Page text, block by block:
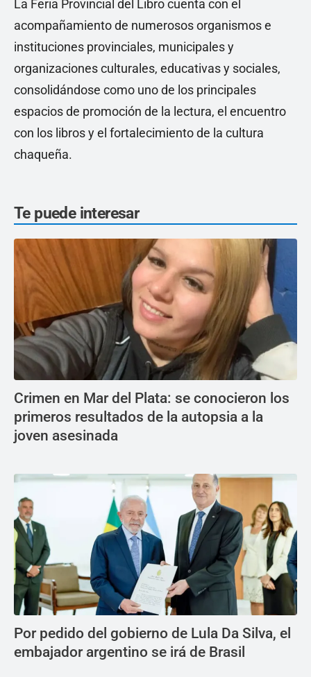
La Feria Provincial del Libro cuenta con el
acompañamiento de numerosos organismos e
instituciones provinciales, municipales y
organizaciones culturales, educativas y sociales,
consolidándose como uno de los principales
espacios de promoción de la lectura, el encuentro
con los libros y el fortalecimiento de la cultura
chaqueña.
Te puede interesar
Crimen en Mar del Plata: se conocieron los
primeros resultados de la autopsia a la
joven asesinada
Por pedido del gobierno de Lula Da Silva, el
embajador argentino se irá de Brasil